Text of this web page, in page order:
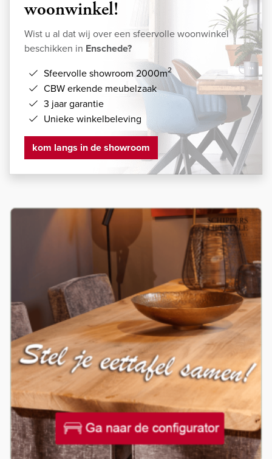
woonwinkel!
Wist u al dat wij over een sfeervolle woonwinkel
beschikken in Enschede?
Sfeervolle showroom 2000m2
CBW erkende meubelzaak
3 jaar garantie
Unieke winkelbeleving
kom langs in de showroom